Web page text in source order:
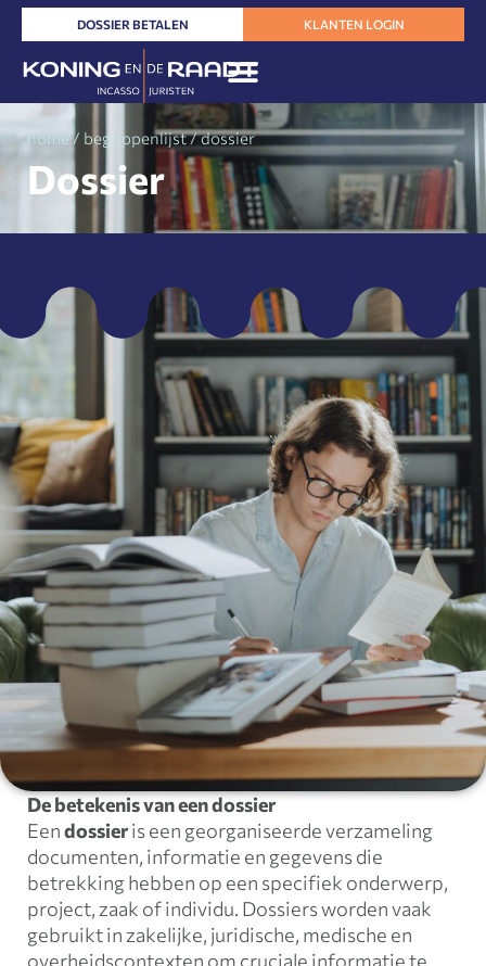
naar
DOSSIER BETALEN KLANTEN LOGIN
home/ begrippenlijst/dossier
Dossier
De betekenis van een dossier
Eendossieris een georganiseerde verzameling
documenten, informatie en gegevens die
betrekking hebben op een specifiek onderwerp,
project, zaak of individu. Dossiers worden vaak
gebruikt in zakelijke, juridische, medische en
overheidscontexten om cruciale informatie te